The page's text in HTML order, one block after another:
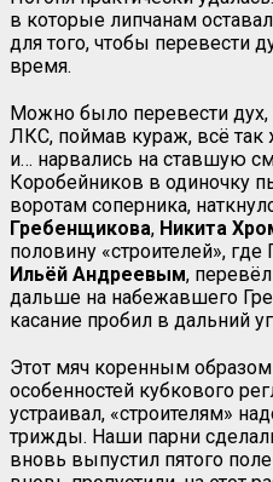
в которые липчанам
для того, чтобы перевести
время.
Можно было перевести дух,
ЛКС, поймав кураж, всё
и… нарвались на ставшую
Коробейников в одиночку
воротам соперника,
Гребенщикова, Никита
половину «строителей», где
Ильёй Андреевым,
дальше на набежавшего
касание пробил в дальний
Этот мяч коренным
особенностей кубкового
устраивал, «строителям»
трижды. Наши парни
вновь выпустил пятого